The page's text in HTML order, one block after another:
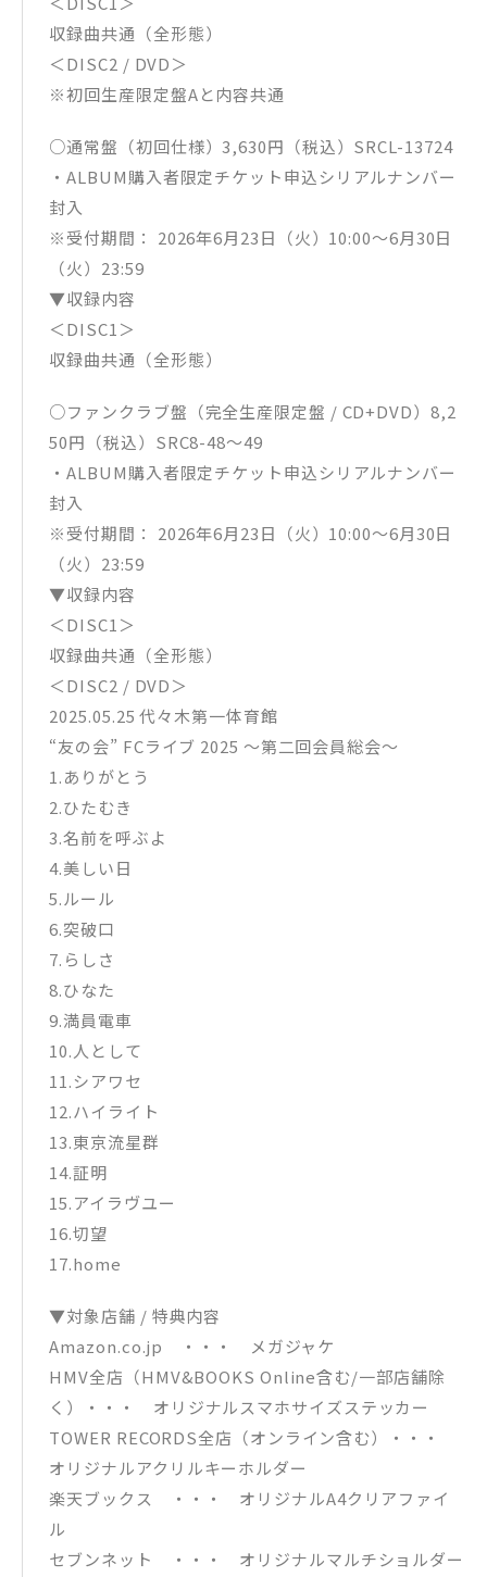
収録曲共通（全形態）
＜DISC2 / DVD＞
※初回生産限定盤Aと内容共通
○通常盤（初回仕様）3,630円（税込）SRCL-13724
・ALBUM購入者限定チケット申込シリアルナンバー
封入
※受付期間： 2026年6月23日（火）10:00～6月30日
（火）23:59
▼収録内容
＜DISC1＞
収録曲共通（全形態）
○ファンクラブ盤（完全生産限定盤 / CD+DVD）8,2
50円（税込）SRC8-48〜49
・ALBUM購入者限定チケット申込シリアルナンバー
封入
※受付期間： 2026年6月23日（火）10:00～6月30日
（火）23:59
▼収録内容
＜DISC1＞
収録曲共通（全形態）
＜DISC2 / DVD＞
2025.05.25 代々木第一体育館
“友の会” FCライブ 2025 〜第二回会員総会〜
1.ありがとう
2.ひたむき
3.名前を呼ぶよ
4.美しい日
5.ルール
6.突破口
7.らしさ
8.ひなた
9.満員電車
10.人として
11.シアワセ
12.ハイライト
13.東京流星群
14.証明
15.アイラヴユー
16.切望
17.home
▼対象店舗 / 特典内容
Amazon.co.jp ・・・ メガジャケ
HMV全店（HMV&BOOKS Online含む/一部店舗除
く）・・・ オリジナルスマホサイズステッカー
TOWER RECORDS全店（オンライン含む）・・・
オリジナルアクリルキーホルダー
楽天ブックス ・・・ オリジナルA4クリアファイ
ル
セブンネット ・・・ オリジナルマルチショルダー